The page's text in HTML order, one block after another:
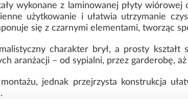
wykonane z laminowanej płyty
użytkowanie i ułatwia utrzymanie
się z czarnymi elementami, tworząc
charakter brył, a prosty kształt
aranżacji – od sypialni, przez garderobę,
jednak przejrzysta konstrukcja